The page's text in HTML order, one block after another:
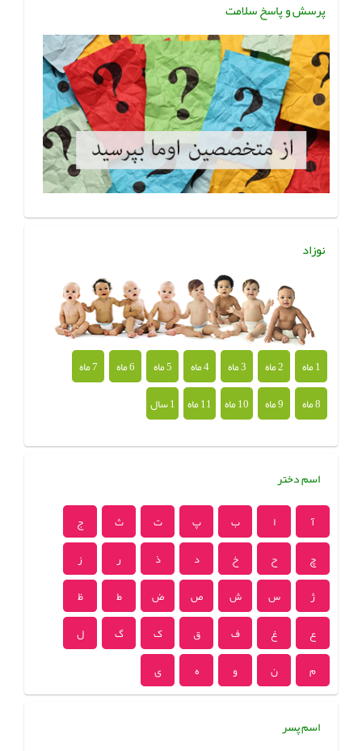
پرسش و پاسخ سلامت
نوزاد
1 ماه 2 ماه 3 ماه 4 ماه 5 ماه 6 ماه
7 ماه
8 ماه
9 ماه 10 ماه 11 ماه 1 سال
اسم دختر
آ ا ب پ ت ث
ج
چ
ح خ د ذ ر
ز
ژ
س ش ص ض ط
ظ
ع
غ ف ق ک گ
ل
م
ن و ه ی
اسم پسر